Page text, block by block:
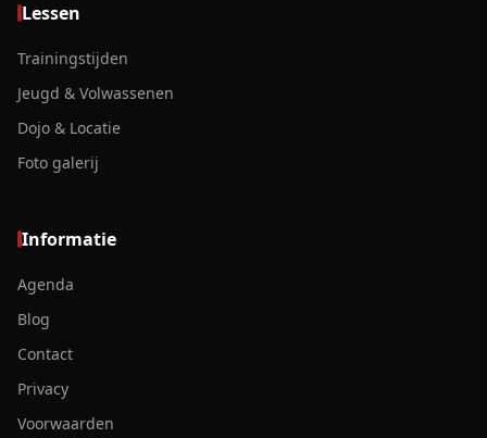
Lessen
Trainingstijden
Jeugd & Volwassenen
Dojo & Locatie
Foto galerij
Informatie
Agenda
Blog
Contact
Privacy
Voorwaarden